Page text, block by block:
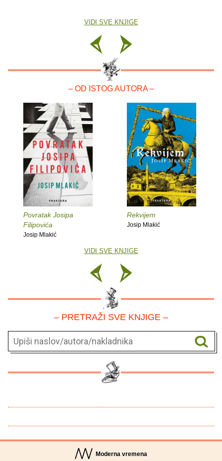
VIDI SVE KNJIGE
– OD ISTOG AUTORA –
Povratak Josipa
Filipovića
Josip Mlakić
Rekvijem
Josip Mlakić
VIDI SVE KNJIGE
– PRETRAŽI SVE KNJIGE –
Moderna vremena